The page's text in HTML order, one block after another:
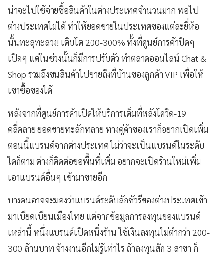
น่าจะไปใช้จ่ายซื้อสินค้าในต่างประเทศจำนวนมาก พอไป
ต่างประเทศไม่ได้ ทำให้ยอดขายในประเทศของแต่ละยี่ห้อ
นั้นทะลุทะลวง! เติบโต 200-300% ทั้งที่ศูนย์การค้าปิดๆ
เปิดๆ แต่ในช่วงนั้นก็มีการปรับตัว ทำตลาดออนไลน์ Chat &
Shop รวมถึงขนสินค้าไปขายถึงที่บ้านของลูกค้า VIP เพื่อให้
เขาซื้อของได้
หลังจากที่ศูนย์การค้าเปิดให้บริการเต็มที่หลังโควิด-19
คลี่คลาย ยอดขายทะลักทลาย ทางคู่ค้าของเราก็อยากเปิดเพิ่ม
ตอนนี้แบรนด์จากต่างประเทศ ไม่ว่าจะเป็นแบรนด์ในระดับ
ใดก็ตาม ต่างก็ติดต่อขอพื้นที่เพิ่ม อยากจะเปิดร้านใหม่เพิ่ม
เอาแบรนด์อื่นๆ เข้ามาขายอีก
บางคนอาจจะมองว่าแบรนด์ระดับลักชัวรีของต่างประเทศเข้า
มาเบียดเบียนเมืองไทย แต่จากข้อมูลการลงทุนของแบรนด์
เหล่านี้ หนึ่งแบรนด์เปิดหนึ่งร้าน ใช้เงินลงทุนไม่ต่ำกว่า 200-
300 ล้านบาท จ้างงานอีกไม่รู้เท่าไร ถ้าลงทุนสัก 3 สาขา ก็